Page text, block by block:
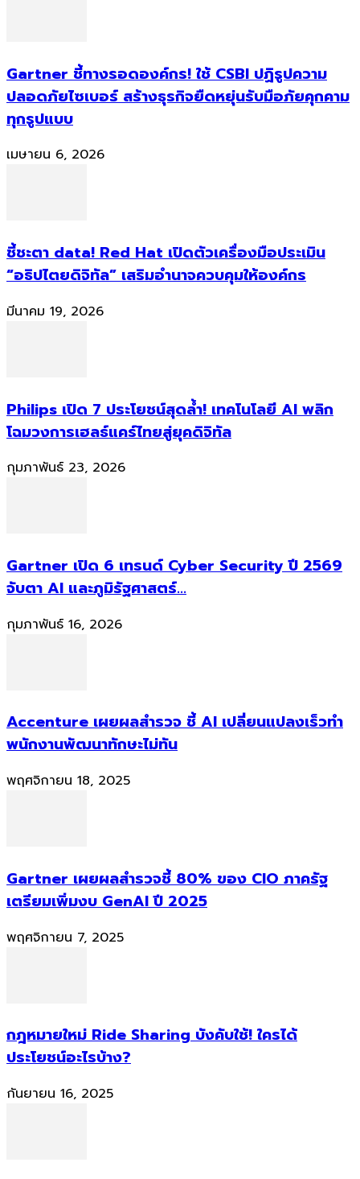
Gartner ชี้ทางรอดองค์กร! ใช้ CSBI ปฏิรูปความ
ปลอดภัยไซเบอร์ สร้างธุรกิจยืดหยุ่นรับมือภัยคุกคาม
ทุกรูปแบบ
เมษายน 6, 2026
ชี้ชะตา data! Red Hat เปิดตัวเครื่องมือประเมิน
“อธิปไตยดิจิทัล” เสริมอำนาจควบคุมให้องค์กร
มีนาคม 19, 2026
Philips เปิด 7 ประโยชน์สุดล้ำ! เทคโนโลยี AI พลิก
โฉมวงการเฮลธ์แคร์ไทยสู่ยุคดิจิทัล
กุมภาพันธ์ 23, 2026
Gartner เปิด 6 เทรนด์ Cyber Security ปี 2569
จับตา AI และภูมิรัฐศาสตร์...
กุมภาพันธ์ 16, 2026
Accenture เผยผลสำรวจ ชี้ AI เปลี่ยนแปลงเร็วทำ
พนักงานพัฒนาทักษะไม่ทัน
พฤศจิกายน 18, 2025
Gartner เผยผลสำรวจชี้ 80% ของ CIO ภาครัฐ
เตรียมเพิ่มงบ GenAI ปี 2025
พฤศจิกายน 7, 2025
กฎหมายใหม่ Ride Sharing บังคับใช้! ใครได้
ประโยชน์อะไรบ้าง?
กันยายน 16, 2025